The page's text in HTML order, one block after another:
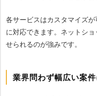
各サービスはカスタマイズ
に対応できます。ネットシ
せられるのが強みです。
業界問わず幅広い案